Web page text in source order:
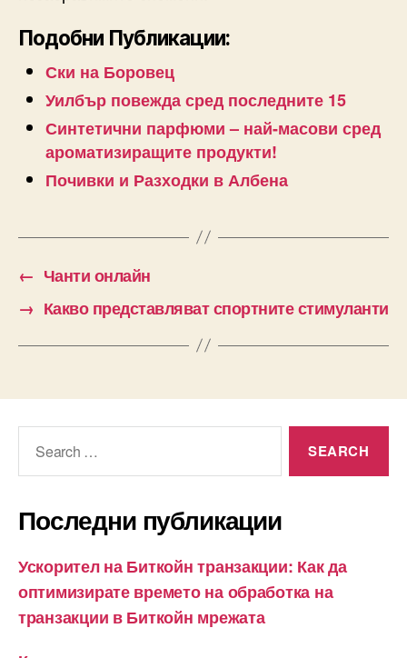
Подобни Публикации:
Ски на Боровец
Уилбър повежда сред последните 15
Синтетични парфюми – най-масови сред
ароматизиращите продукти!
Почивки и Разходки в Албена
← Чанти онлайн
→ Какво представляват спортните стимуланти
Последни публикации
Ускорител на Биткойн транзакции: Как да
оптимизирате времето на обработка на
транзакции в Биткойн мрежата